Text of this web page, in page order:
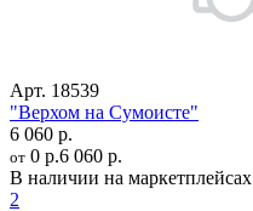
Арт. 18539
"Верхом на Сумоисте"
6 060 р.
от 0 р.6 060 р.
В наличии на маркетплейсах
2